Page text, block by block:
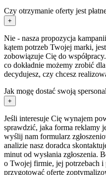
Czy otrzymanie oferty jest
+
Nie - nasza propozycja
kątem potrzeb Twojej marki,
zobowiązuje Cię do
co dokładnie możemy zrobić
decydujesz, czy chcesz
Jak mogę dostać swoją
+
Jeśli interesuje Cię wynajem
sprawdzić, jaka forma reklamy
wyślij nam formularz
analizie nasz doradca
minut od wysłania zgłoszenia.
o Twojej firmie, jej potrzebach i
przygotować ofertę